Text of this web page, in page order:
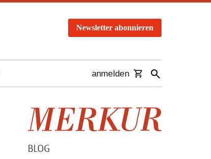
Newsletter abonnieren
anmelden
BLOG